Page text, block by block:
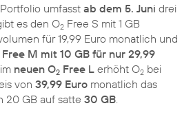
umfasst ab dem 5. Juni drei
es den O2 Free S mit 1 GB
für 19,99 Euro monatlich und
Free M mit 10 GB für nur 29,99
neuen O2 Free L erhöht O2 bei
von 39,99 Euro monatlich das
20 GB auf satte 30 GB